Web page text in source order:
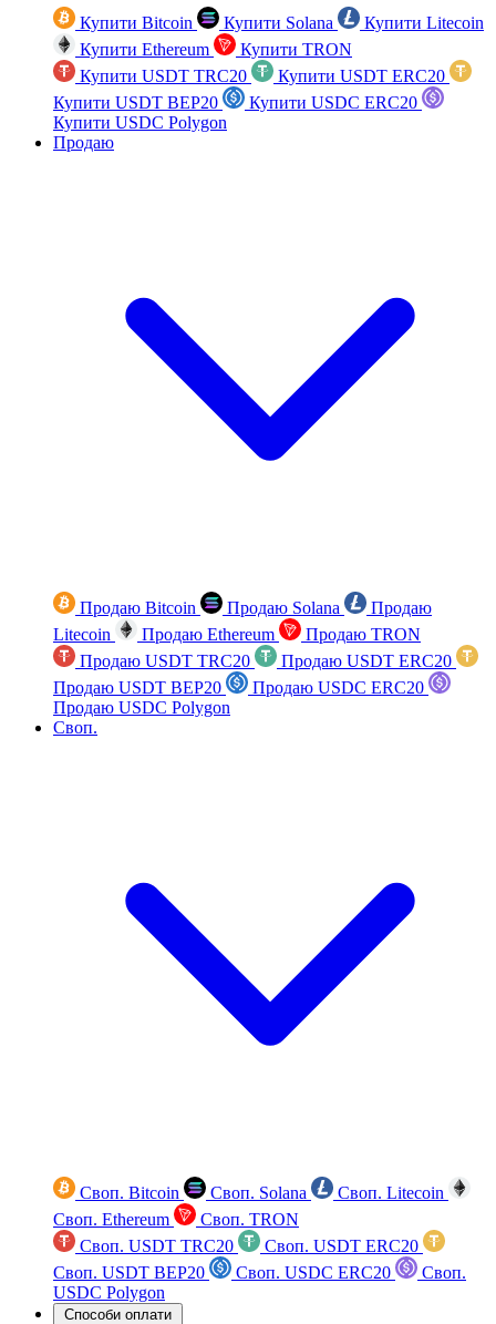
Купити Bitcoin Купити Solana
Купити Litecoin
Купити Ethereum
Купити TRON
Купити USDT TRC20
Купити USDT ERC20
Купити USDT BEP20
Купити USDC ERC20
Купити USDC Polygon
Продаю
Продаю Bitcoin Продаю Solana
Продаю
Litecoin
Продаю Ethereum
Продаю TRON
Продаю USDT TRC20
Продаю USDT ERC20
Продаю USDT BEP20
Продаю USDC ERC20
Продаю USDC Polygon
Своп.
Своп. Bitcoin Своп. Solana
Своп. Litecoin
Своп. Ethereum
Своп. TRON
Своп. USDT TRC20
Своп. USDT ERC20
Своп. USDT BEP20
Своп. USDC ERC20
Своп.
USDC Polygon
Способи оплати